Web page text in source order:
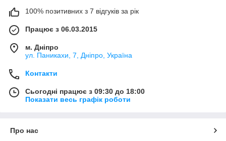
100% позитивних з 7 відгуків за рік
Працює з 06.03.2015
м. Дніпро
ул. Паникахи, 7, Дніпро, Україна
Контакти
Сьогодні працює з 09:30 до 18:00
Показати весь графік роботи
Про нас